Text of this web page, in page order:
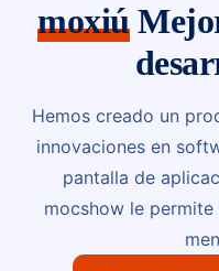
moxiú
Hemos creado un
innovaciones en
pantalla de
mocshow le